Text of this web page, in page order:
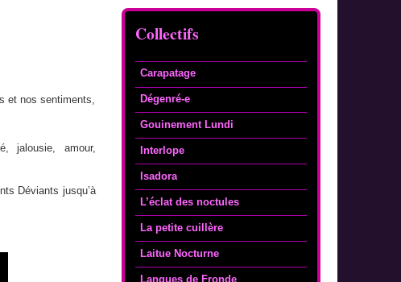
Collectifs
Carapatage
Dégenré-e
Gouinement Lundi
Interlope
Isadora
L’éclat des noctules
La petite cuillère
Laitue Nocturne
Langues de Fronde
et nos sentiments,
jalousie, amour,
Déviants jusqu’à